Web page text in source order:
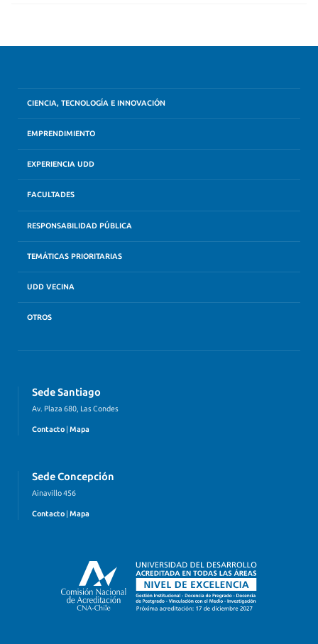
CIENCIA, TECNOLOGÍA E INNOVACIÓN
EMPRENDIMIENTO
EXPERIENCIA UDD
FACULTADES
RESPONSABILIDAD PÚBLICA
TEMÁTICAS PRIORITARIAS
UDD VECINA
OTROS
Sede Santiago
Av. Plaza 680, Las Condes
Contacto Mapa
Sede Concepción
Ainavillo 456
Contacto | Mapa